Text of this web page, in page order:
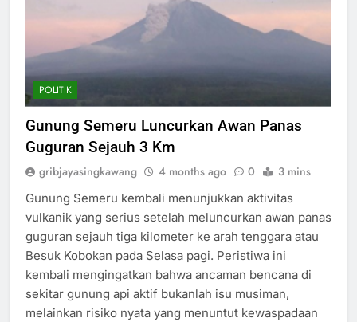
POLITIK
Gunung Semeru Luncurkan Awan Panas
Guguran Sejauh 3 Km
gribjayasingkawang 4 months ago 0 3 mins
Gunung Semeru kembali menunjukkan aktivitas
vulkanik yang serius setelah meluncurkan awan panas
guguran sejauh tiga kilometer ke arah tenggara atau
Besuk Kobokan pada Selasa pagi. Peristiwa ini
kembali mengingatkan bahwa ancaman bencana di
sekitar gunung api aktif bukanlah isu musiman,
melainkan risiko nyata yang menuntut kewaspadaan